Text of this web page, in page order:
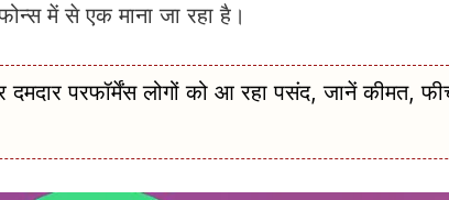
में से एक माना जा रहा है।
परफॉर्मेंस लोगों को आ रहा पसंद, जानें कीमत,